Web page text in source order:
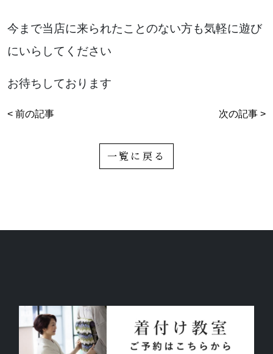
今まで当店に来られたことのない方も気軽に遊び
にいらしてください
お待ちしております
< 前の記事 次の記事 >
一覧に戻る